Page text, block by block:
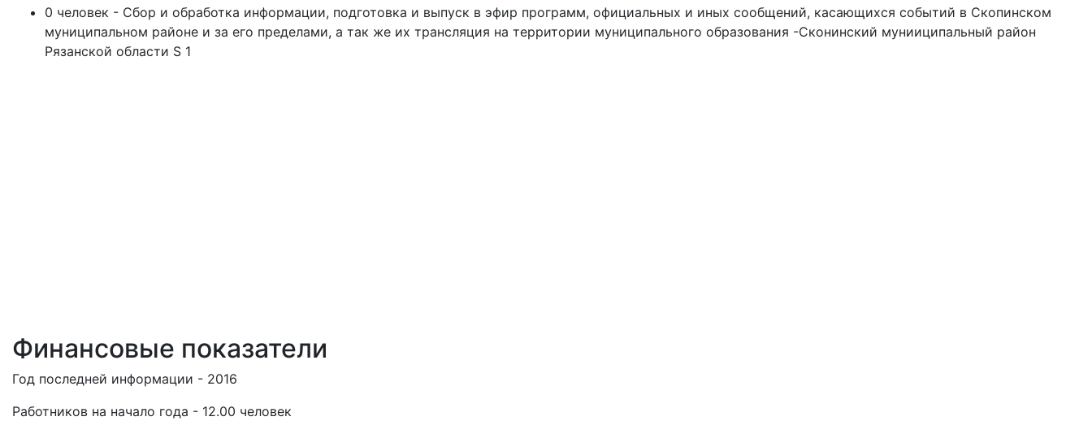
0 человек - Сбор и обработка информации, подготовка и выпуск в эфир программ, официальных и иных сообщений, касающихся событий в Скопинском
муниципальном районе и за его пределами, а так же их трансляция на территории муниципального образования -Сконинский мунииципальный район
Рязанской области S 1
Финансовые показатели
Год последней информации - 2016
Работников на начало года - 12.00 человек